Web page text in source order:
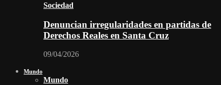
Sociedad
Denuncian irregularidades en partidas de
Derechos Reales en Santa Cruz
09/04/2026
Mundo
Mundo